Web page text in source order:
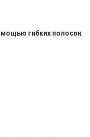
гибких полосок